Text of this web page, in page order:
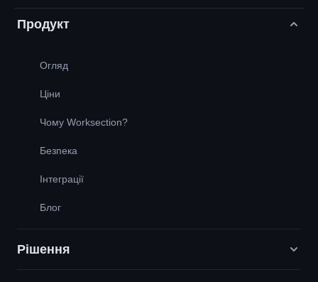
Продукт
Огляд
Ціни
Чому Worksection?
Безпека
Інтеграції
Блог
Рішення